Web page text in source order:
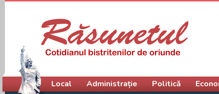
Meniu principal
Local Administrație Politică